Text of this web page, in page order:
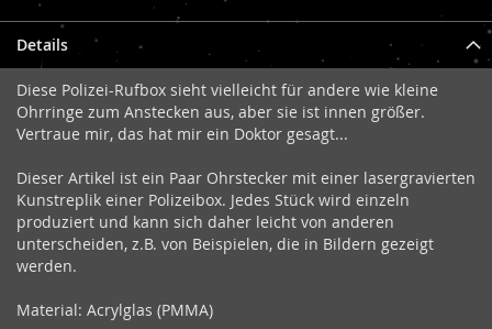
Details
Diese Polizei-Rufbox sieht vielleicht für andere wie kleine
Ohrringe zum Anstecken aus, aber sie ist innen größer.
Vertraue mir, das hat mir ein Doktor gesagt...
Dieser Artikel ist ein Paar Ohrstecker mit einer lasergravierten
Kunstreplik einer Polizeibox. Jedes Stück wird einzeln
produziert und kann sich daher leicht von anderen
unterscheiden, z.B. von Beispielen, die in Bildern gezeigt
werden.
Material: Acrylglas (PMMA)